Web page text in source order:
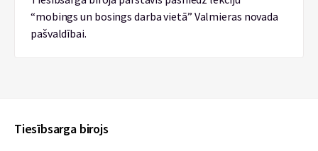
“mobings un bosings darba vietā” Valmieras novada
pašvaldībai.
Tiesībsarga birojs